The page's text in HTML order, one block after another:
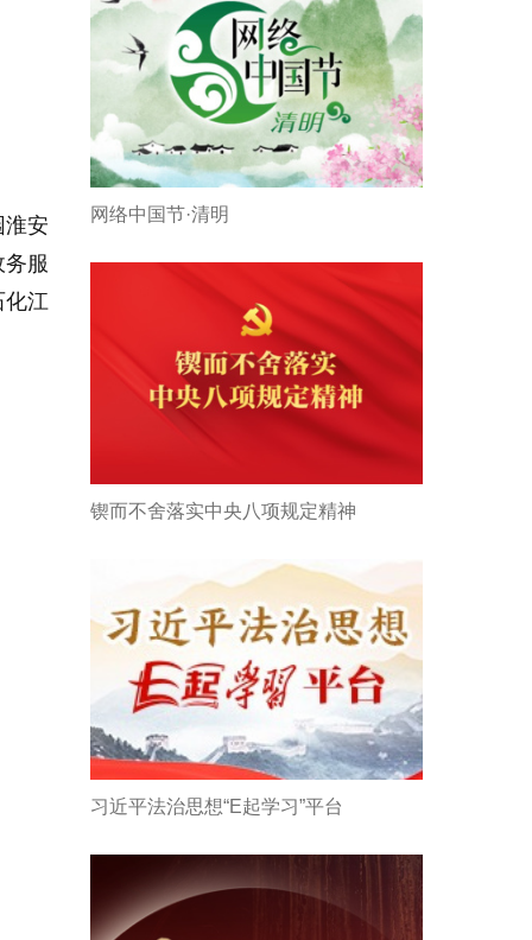
淮安
服
化江
网络中国节·清明
锲而不舍落实中央八项规定精神
习近平法治思想“E起学习”平台